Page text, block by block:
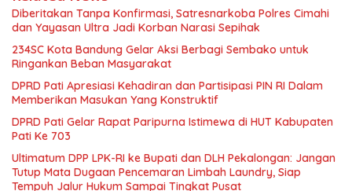
Diberitakan Tanpa Konfirmasi, Satresnarkoba Polres Cimahi
dan Yayasan Ultra Jadi Korban Narasi Sepihak
234SC Kota Bandung Gelar Aksi Berbagi Sembako untuk
Ringankan Beban Masyarakat
DPRD Pati Apresiasi Kehadiran dan Partisipasi PIN RI Dalam
Memberikan Masukan Yang Konstruktif
DPRD Pati Gelar Rapat Paripurna Istimewa di HUT Kabupaten
Pati Ke 703
Ultimatum DPP LPK-RI ke Bupati dan DLH Pekalongan: Jangan
Tutup Mata Dugaan Pencemaran Limbah Laundry, Siap
Tempuh Jalur Hukum Sampai Tingkat Pusat